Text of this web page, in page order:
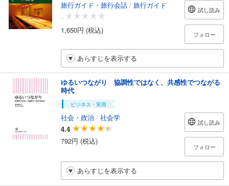
旅行ガイド・旅行会話 / 旅行ガイド
-
1,650円 (税込)
試し読み
フォロー
あらすじを表示する
ゆるいつながり 協調性ではなく、共感性でつながる
時代
ビジネス・実用
社会・政治 / 社会学
4.4
792円 (税込)
試し読み
フォロー
あらすじを表示する